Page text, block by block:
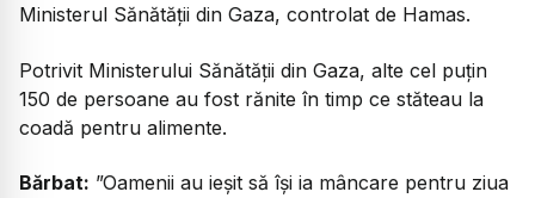
Ministerul Sănătății din Gaza, controlat de Hamas.
Potrivit Ministerului Sănătății din Gaza, alte cel puțin
150 de persoane au fost rănite în timp ce stăteau la
coadă pentru alimente.
Bărbat: ”Oamenii au ieșit să își ia mâncare pentru ziua